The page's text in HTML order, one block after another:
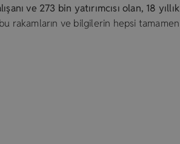
ve 273 bin yatırımcısı olan, 18 yıllık
rakamların ve bilgilerin hepsi tamamen